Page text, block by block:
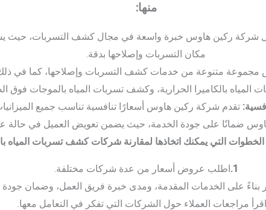
منها:
شركة ركين هاوس خبرة واسعة في مجال كشف التسربات، حيث
مكان التسربات وإصلاحها بدقة.
متنوعة من خدمات كشف التسربات وإصلاحها، كما في
بالكاميرا الحرارية، وكشف تسربات المياه بالموجات فوق
تقدم شركة ركين هاوس أسعارًا تنافسية تناسب جميع
ضمانًا على جودة الخدمة، حيث يضمن تعويض العميل في حالة
التي يمكنك اتخاذها لمقارنة شركات كشف تسربات المياه
1. اطلب عروض أسعار من عدة شركات مختلفة.
بناءً على الخدمات المقدمة، ومدى خبرة فريق العمل، وضمان جودة
اقرأ مراجعات العملاء حول الشركات التي تفكر في التعامل معها.